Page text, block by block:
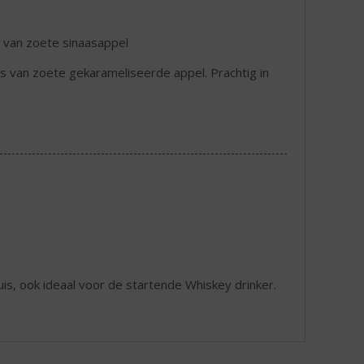
zoete sinaasappel
zoete gekarameliseerde appel. Prachtig in
ook ideaal voor de startende Whiskey drinker.